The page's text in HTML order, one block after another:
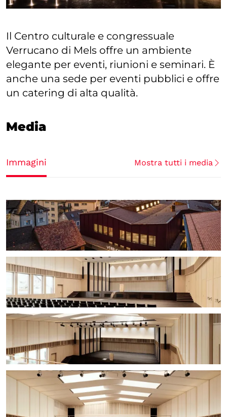
Il Centro culturale e congressuale
Verrucano di Mels offre un ambiente
elegante per eventi, riunioni e seminari. È
anche una sede per eventi pubblici e offre
un catering di alta qualità.
Media
Immagini Mostra tutti i media